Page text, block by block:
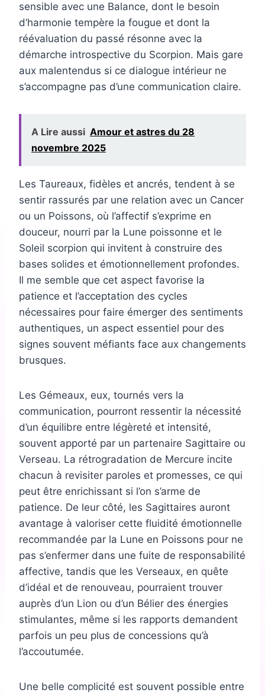
sensible avec une Balance, dont le besoin
d’harmonie tempère la fougue et dont la
réévaluation du passé résonne avec la
démarche introspective du Scorpion. Mais gare
aux malentendus si ce dialogue intérieur ne
s’accompagne pas d’une communication claire.
A Lire aussi Amour et astres du 28
novembre 2025
Les Taureaux, fidèles et ancrés, tendent à se
sentir rassurés par une relation avec un Cancer
ou un Poissons, où l’affectif s’exprime en
douceur, nourri par la Lune poissonne et le
Soleil scorpion qui invitent à construire des
bases solides et émotionnellement profondes.
Il me semble que cet aspect favorise la
patience et l’acceptation des cycles
nécessaires pour faire émerger des sentiments
authentiques, un aspect essentiel pour des
signes souvent méfiants face aux changements
brusques.
Les Gémeaux, eux, tournés vers la
communication, pourront ressentir la nécessité
d’un équilibre entre légèreté et intensité,
souvent apporté par un partenaire Sagittaire ou
Verseau. La rétrogradation de Mercure incite
chacun à revisiter paroles et promesses, ce qui
peut être enrichissant si l’on s’arme de
patience. De leur côté, les Sagittaires auront
avantage à valoriser cette fluidité émotionnelle
recommandée par la Lune en Poissons pour ne
pas s’enfermer dans une fuite de responsabilité
affective, tandis que les Verseaux, en quête
d’idéal et de renouveau, pourraient trouver
auprès d’un Lion ou d’un Bélier des énergies
stimulantes, même si les rapports demandent
parfois un peu plus de concessions qu’à
l’accoutumée.
Une belle complicité est souvent possible entre